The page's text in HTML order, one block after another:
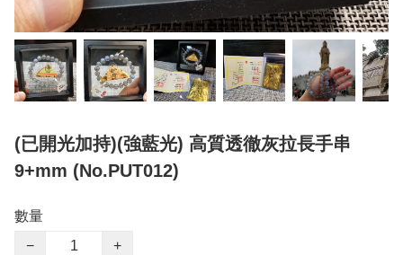
(已開光加持)(強藍光) 高質透徹灰拉長手串
9+mm (No.PUT012)
數量
−
+